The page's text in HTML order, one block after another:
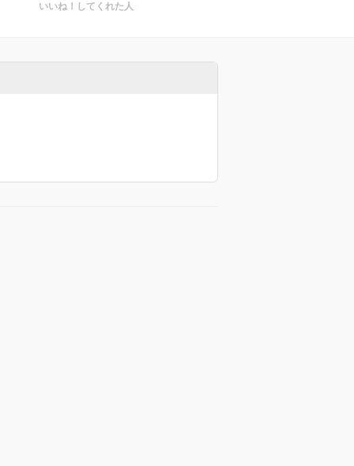
いいね！してくれた人